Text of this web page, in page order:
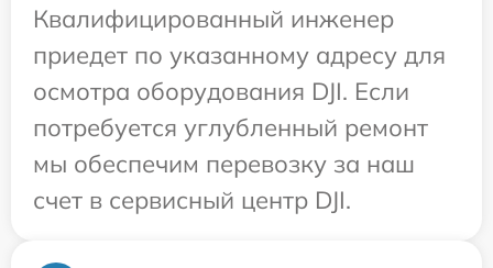
Квалифицированный инженер
приедет по указанному адресу для
осмотра оборудования DJI. Если
потребуется углубленный ремонт
мы обеспечим перевозку за наш
счет в сервисный центр DJI.